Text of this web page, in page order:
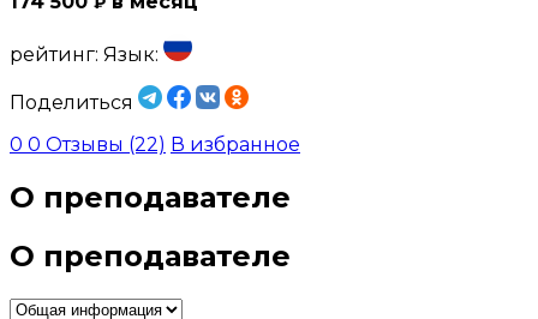
рейтинг: Язык:
Поделиться
0 0 Отзывы (22) В избранное
О преподавателе
О преподавателе